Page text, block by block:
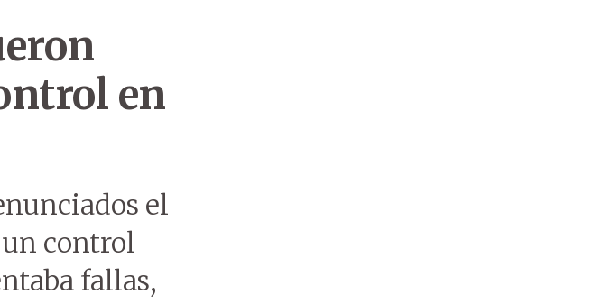
en
el
control
fallas,